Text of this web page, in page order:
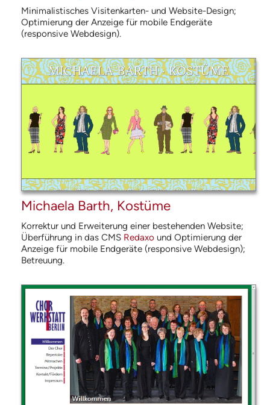
Minimalistisches Visitenkarten- und Website-Design;
Opti­mierung der Anzeige für mobile Endgeräte
(responsive Web­design).
Michaela Barth, Kostüme
Korrektur und Erweiterung einer bestehenden Website;
Überführung in das CMS Redaxo und Optimierung der
Anzeige für mobile Endgeräte (responsive Web­design);
Betreuung.